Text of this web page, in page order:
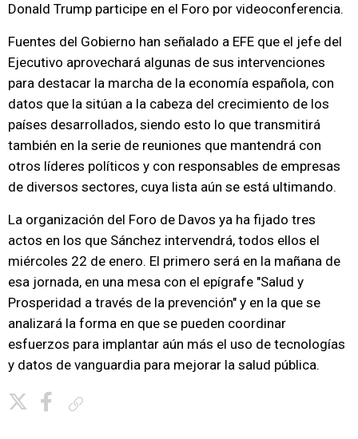
Donald Trump participe en el Foro por videoconferencia.
Fuentes del Gobierno han señalado a EFE que el jefe del
Ejecutivo aprovechará algunas de sus intervenciones
para destacar la marcha de la economía española, con
datos que la sitúan a la cabeza del crecimiento de los
países desarrollados, siendo esto lo que transmitirá
también en la serie de reuniones que mantendrá con
otros líderes políticos y con responsables de empresas
de diversos sectores, cuya lista aún se está ultimando.
La organización del Foro de Davos ya ha fijado tres
actos en los que Sánchez intervendrá, todos ellos el
miércoles 22 de enero. El primero será en la mañana de
esa jornada, en una mesa con el epígrafe "Salud y
Prosperidad a través de la prevención" y en la que se
analizará la forma en que se pueden coordinar
esfuerzos para implantar aún más el uso de tecnologías
y datos de vanguardia para mejorar la salud pública.